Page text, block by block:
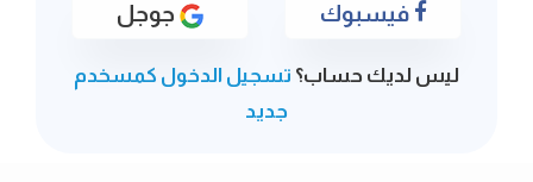
فيسبوك
ليس لديك حساب؟ تسجيل الدخول كمسخدم
جديد